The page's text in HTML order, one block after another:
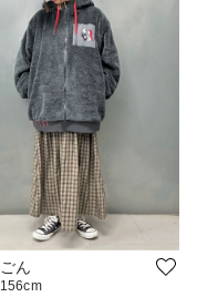
ごん
156cm